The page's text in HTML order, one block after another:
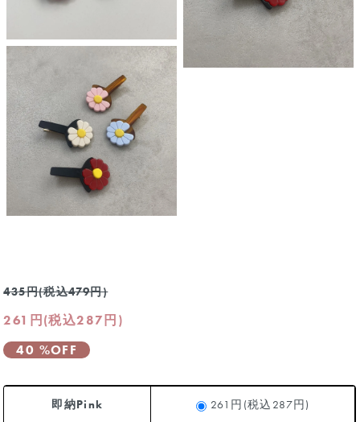
435円(税込479円)
261円(税込287円)
40 %OFF
即納Pink 261円(税込287円)